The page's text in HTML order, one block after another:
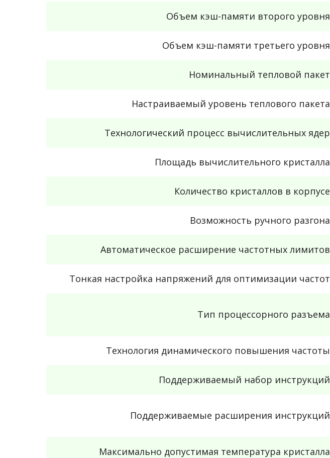
Объем кэш-памяти второго уровня
Объем кэш-памяти третьего уровня
Номинальный тепловой пакет
Настраиваемый уровень теплового пакета
Технологический процесс вычислительных ядер
Площадь вычислительного кристалла
Количество кристаллов в корпусе
Возможность ручного разгона
Автоматическое расширение частотных лимитов
Тонкая настройка напряжений для оптимизации частот
Тип процессорного разъема
Технология динамического повышения частоты
Поддерживаемый набор инструкций
Поддерживаемые расширения инструкций
Максимально допустимая температура кристалла